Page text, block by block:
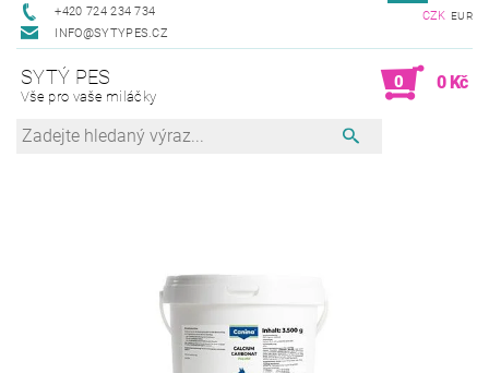
+420 724 234 734
INFO@SYTYPES.CZ
CZK EUR
SYTÝ PES
Vše pro vaše miláčky
0 0 Kč